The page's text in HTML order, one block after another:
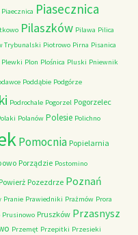
Piaecznica Piasecznica
Pilaszków Pilawa Pilica
Trybunalski Piotrowo Pirna Pisanica
Plewki Plon Plośnica Pluski Pniewnik
Poddąbie Podgórze
Podrochale Pogorzel Pogorzelec
Polanów Polesie Polichno
Pomocnia Popielarnia
Porządzie Postomino
Pozezdrze Poznań
Pranie Prawiedniki Prażmów Prora
Prusinowo Pruszków Przasnysz
Przemęt Przepitki Przesieki